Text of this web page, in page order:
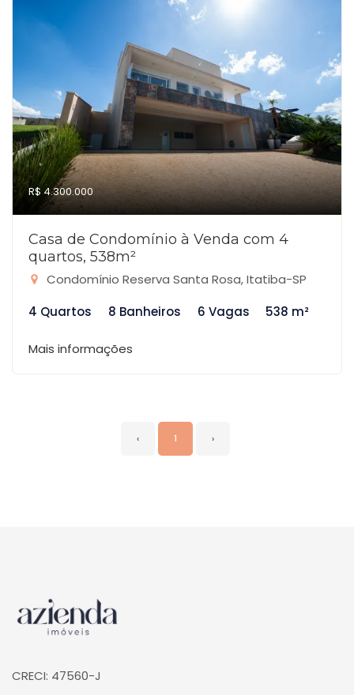
R$ 4.300.000
Casa de Condomínio à Venda com 4
quartos, 538m²
Condomínio Reserva Santa Rosa, Itatiba-SP
4 Quartos
8 Banheiros 6 Vagas 538 m²
Mais informações
‹ 1 ›
Página inicial
CRECI: 47560-J